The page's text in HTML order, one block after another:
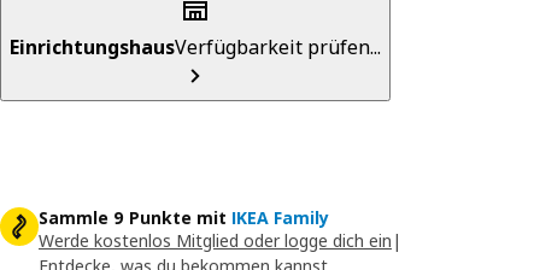
EinrichtungshausVerfügbarkeit prüfen...
Sammle 9 Punkte mit IKEA Family
Werde kostenlos Mitglied oder logge dich ein |